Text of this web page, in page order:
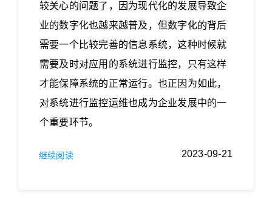
较关心的问题了，因为现代化的发展导致企
业的数字化也越来越普及，但数字化的背后
需要一个比较完善的信息系统，这种时候就
需要及时对应用的系统进行监控，只有这样
才能保障系统的正常运行。也正因为如此，
对系统进行监控运维也成为企业发展中的一
个重要环节。
2023-09-21
继续阅读